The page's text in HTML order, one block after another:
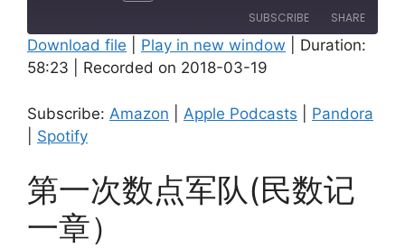
SUBSCRIBE SHARE
Amazon Apple Podcasts
RSS FEED
SHARE
LINK
EMBED
Download file Play in new window
Duration:
58:23
Recorded on 2018-03-19
Subscribe: Amazon Apple Podcasts
Pandora
Spotify
第一次数点军队(民数记
一章）